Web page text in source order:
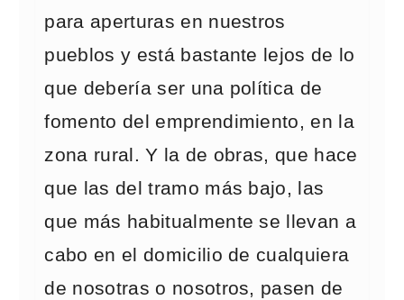
para aperturas en nuestros
pueblos y está bastante lejos de lo
que debería ser una política de
fomento del emprendimiento, en la
zona rural. Y la de obras, que hace
que las del tramo más bajo, las
que más habitualmente se llevan a
cabo en el domicilio de cualquiera
de nosotras o nosotros, pasen de